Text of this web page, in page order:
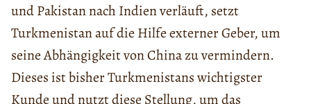
und Pakistan nach Indien verläuft, setzt
Turkmenistan auf die Hilfe externer Geber, um
seine Abhängigkeit von China zu vermindern.
Dieses ist bisher Turkmenistans wichtigster
Kunde und nutzt diese Stellung, um das